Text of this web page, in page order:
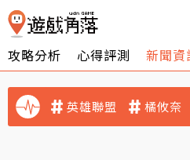
攻略分析 心得評測 新聞資
英雄聯盟 橘攸奈